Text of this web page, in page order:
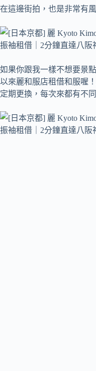
在這邊街拍，也是非常有
如果你跟我一樣不想要景
以來麗和服店租借和服喔
定期更換，每次來都有不